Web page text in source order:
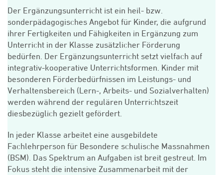
Der Ergänzungsunterricht ist ein heil- bzw.
sonderpädagogisches Angebot für Kinder, die aufgrund
ihrer Fertigkeiten und Fähigkeiten in Ergänzung zum
Unterricht in der Klasse zusätzlicher Förderung
bedürfen. Der Ergänzungsunterricht setzt vielfach auf
integrativ-kooperative Unterrichtsformen. Kinder mit
besonderen Förderbedürfnissen im Leistungs- und
Verhaltensbereich (Lern-, Arbeits- und Sozialverhalten)
werden während der regulären Unterrichtszeit
diesbezüglich gezielt gefördert.
In jeder Klasse arbeitet eine ausgebildete
Fachlehrperson für Besondere schulische Massnahmen
(BSM). Das Spektrum an Aufgaben ist breit gestreut. Im
Fokus steht die intensive Zusammenarbeit mit der